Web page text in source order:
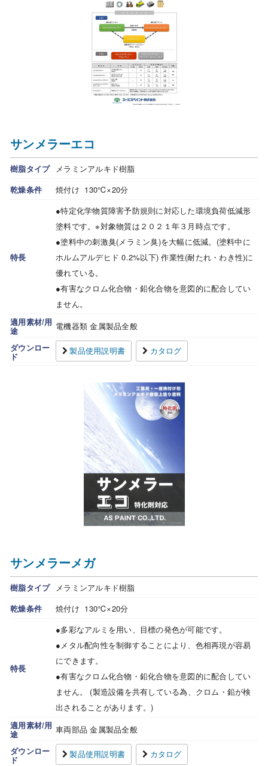
サンメラーエコ
樹脂タイプ
メラミンアルキド樹脂
乾燥条件
焼付け 130℃×20分
特長
●特定化学物質障害予防規則に対応した環境負荷低減形
塗料です。※対象物質は２０２１年３月時点です。
●塗料中の刺激臭(メラミン臭)を大幅に低減。(塗料中に
ホルムアルデヒド 0.2%以下) 作業性(耐たれ・わき性)に
優れている。
●有害なクロム化合物・鉛化合物を意図的に配合してい
ません。
適用素材/用
途
電機器類 金属製品全般
ダウンロー
ド
製品使用説明書 カタログ
サンメラーメガ
樹脂タイプ
メラミンアルキド樹脂
乾燥条件
焼付け 130℃×20分
特長
●多彩なアルミを用い、目標の発色が可能です。
●メタル配向性を制御することにより、色相再現が容易
にできます。
●有害なクロム化合物・鉛化合物を意図的に配合してい
ません。 (製造設備を共有している為、クロム・鉛が検
出されることがあります。)
適用素材/用
途
車両部品 金属製品全般
ダウンロー
ド
製品使用説明書 カタログ